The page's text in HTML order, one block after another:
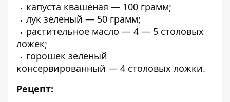
капуста квашеная — 100 грамм;
лук зеленый — 50 грамм;
растительное масло — 4 — 5 столовых
ложек;
горошек зеленый
консервированный — 4 столовых ложки.
Рецепт: